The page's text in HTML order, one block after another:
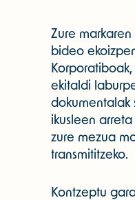
Zure
bideo
ekitaldi
dokumentalak
ikusleen
zure mezua
transmititzeko.
Kontzeptu